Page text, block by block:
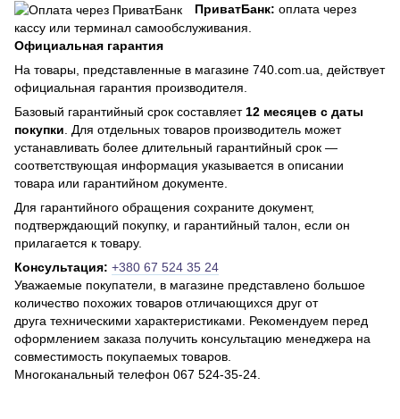
ПриватБанк: оплата через
кассу или терминал самообслуживания.
Официальная гарантия
На товары, представленные в магазине 740.com.ua, действует
официальная гарантия производителя.
Базовый гарантийный срок составляет 12 месяцев с даты
покупки . Для отдельных товаров производитель может
устанавливать более длительный гарантийный срок —
соответствующая информация указывается в описании
товара или гарантийном документе.
Для гарантийного обращения сохраните документ,
подтверждающий покупку, и гарантийный талон, если он
прилагается к товару.
Консультация: +380 67 524 35 24
Уважаемые покупатели, в магазине представлено большое
количество похожих товаров отличающихся друг от
друга техническими характеристиками. Рекомендуем перед
оформлением заказа получить консультацию менеджера на
совместимость покупаемых товаров.
Многоканальный телефон 067 524-35-24.